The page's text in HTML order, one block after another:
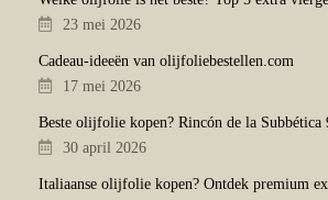
23 mei 2026
Cadeau-ideeën van olijfoliebestellen.com
17 mei 2026
Beste olijfolie kopen? Rincón de la
30 april 2026
Italiaanse olijfolie kopen? Ontdek premium